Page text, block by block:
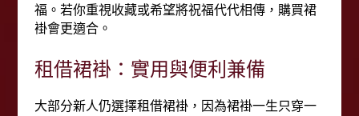
福。若你重視收藏或希望將祝福代代相傳，購買裙
褂會更適合。
租借裙褂：實用與便利兼備
大部分新人仍選擇租借裙褂，因為裙褂一生只穿一